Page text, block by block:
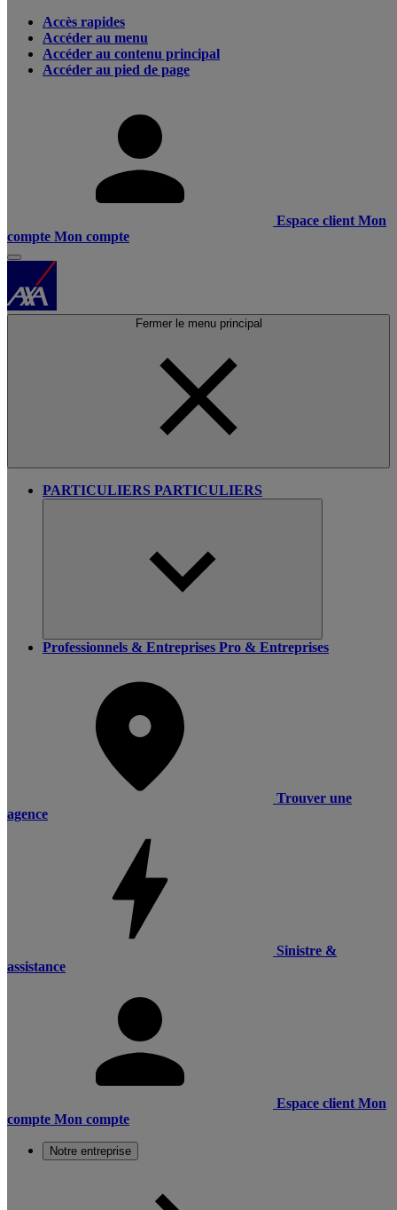
Accès rapides
Accéder au menu
Accéder au contenu principal
Accéder au pied de page
Espace client Mon
compte Mon compte
Fermer le menu principal
PARTICULIERS PARTICULIERS
Professionnels & Entreprises Pro & Entreprises
Trouver une
agence
Sinistre &
assistance
Espace client Mon
compte Mon compte
Notre entreprise